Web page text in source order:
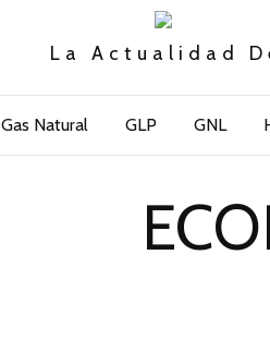
La Actualidad
Gas Natural GLP GNL